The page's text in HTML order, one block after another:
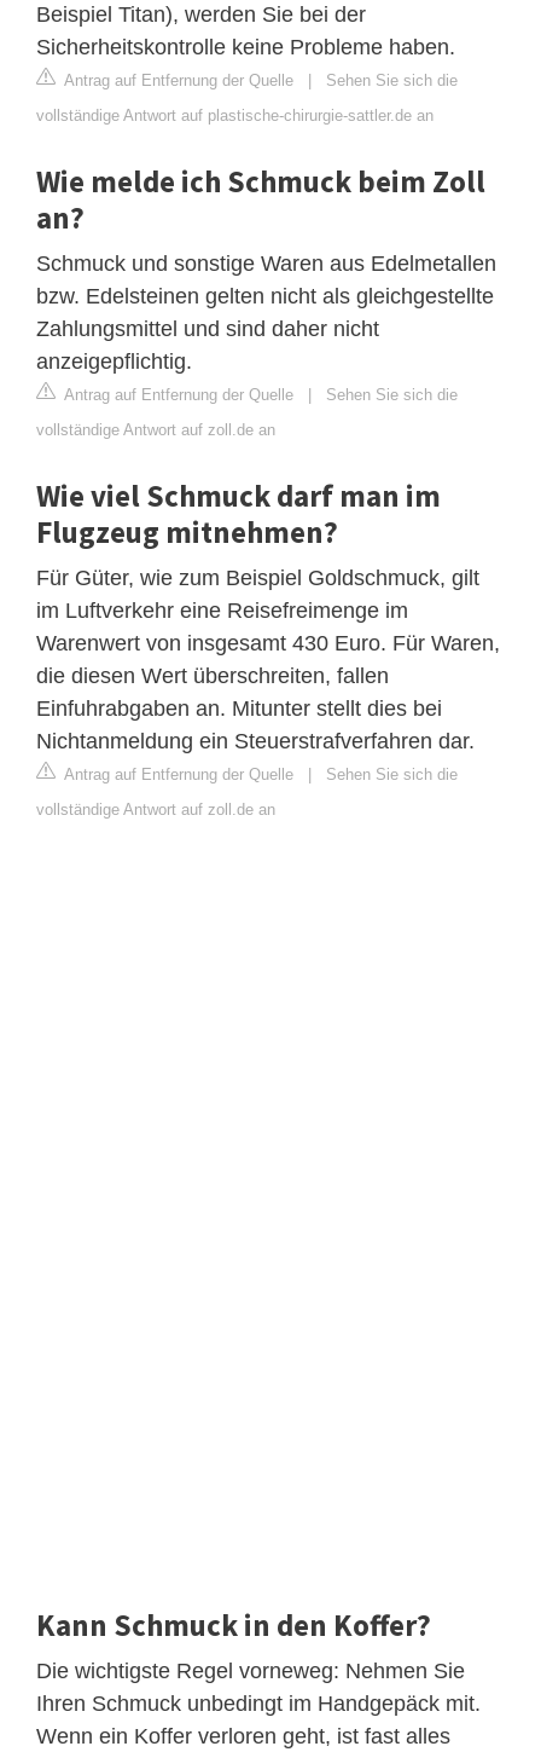
Beispiel Titan), werden Sie bei der
Sicherheitskontrolle keine Probleme haben.
Antrag auf Entfernung der Quelle | Sehen Sie sich die
vollständige Antwort auf plastische-chirurgie-sattler.de an
Wie melde ich Schmuck beim Zoll
an?
Schmuck und sonstige Waren aus Edelmetallen
bzw. Edelsteinen gelten nicht als gleichgestellte
Zahlungsmittel und sind daher nicht
anzeigepflichtig.
Antrag auf Entfernung der Quelle | Sehen Sie sich die
vollständige Antwort auf zoll.de an
Wie viel Schmuck darf man im
Flugzeug mitnehmen?
Für Güter, wie zum Beispiel Goldschmuck, gilt
im Luftverkehr eine Reisefreimenge im
Warenwert von insgesamt 430 Euro. Für Waren,
die diesen Wert überschreiten, fallen
Einfuhrabgaben an. Mitunter stellt dies bei
Nichtanmeldung ein Steuerstrafverfahren dar.
Antrag auf Entfernung der Quelle | Sehen Sie sich die
vollständige Antwort auf zoll.de an
Kann Schmuck in den Koffer?
Die wichtigste Regel vorneweg: Nehmen Sie
Ihren Schmuck unbedingt im Handgepäck mit.
Wenn ein Koffer verloren geht, ist fast alles